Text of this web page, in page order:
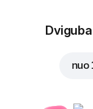
nuo